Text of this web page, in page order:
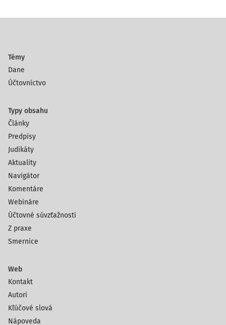
Témy
Dane
Účtovníctvo
Typy obsahu
Články
Predpisy
Judikáty
Aktuality
Navigátor
Komentáre
Webináre
Účtovné súvzťažnosti
Z praxe
Smernice
Web
Kontakt
Autori
Kľúčové slová
Nápoveda